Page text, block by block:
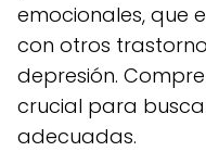
emocionales, que
con otros
depresión.
crucial para
adecuadas.